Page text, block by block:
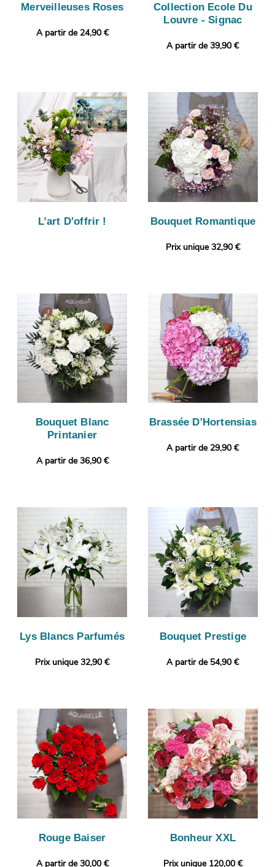
Merveilleuses Roses
A partir de 24,90 €
Collection Ecole Du
Louvre - Signac
A partir de 39,90 €
L’art D'offrir ! Bouquet Romantique
Prix unique 32,90 €
Bouquet Blanc
Printanier
A partir de 36,90 €
Brassée D'Hortensias
A partir de 29,90 €
Lys Blancs Parfumés
Prix unique 32,90 €
Bouquet Prestige
A partir de 54,90 €
Rouge Baiser
A partir de 30,00 €
Bonheur XXL
Prix unique 120,00 €